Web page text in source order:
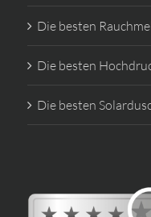
Die besten
Die besten
Die besten